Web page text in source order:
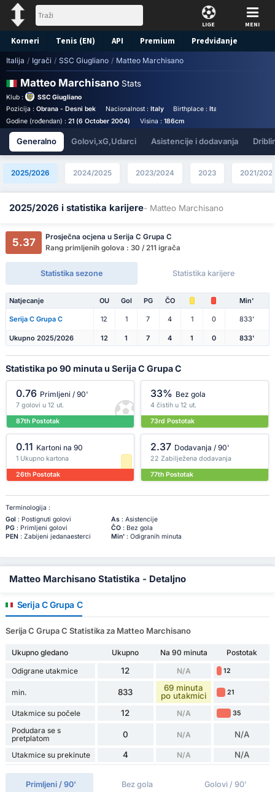
LIGE MENI
Korneri Tenis (EN) API Premium Predviđanje
Italija / Igrači / SSC Giugliano / Matteo Marchisano
Matteo Marchisano Stats
Klub :
SSC Giugliano
Pozicija : Obrana - Desni bek Nacionalnost : Italy Birthplace :Italy - Italy
Godine (rođendan) : 21 (6 October 2004) Visina : 186cm
Generalno Golovi,xG,Udarci Asistencije i dodavanja
2025/2026 2024/2025 2023/2024 2023 2021/
2025/2026 i statistika karijere- Matteo Marchisano
5.37
Prosječna ocjena u Serija C Grupa C
Rang primljenih golova : 30 / 211 igrača
Statistika sezone Statistika karijere
Natjecanje OU Gol PG ČO Min'
Serija C Grupa C 12 1 7 4 1 0 833'
Ukupno 2025/2026 12 1 7 4 1 0 833'
Statistika po 90 minuta u Serija C Grupa C
0.76 Primljeni / 90'
7 golovi u 12 ut.
87th Postotak
33% Bez gola
4 čistih u 12 ut.
73rd Postotak
0.11 Kartoni na 90
1 Ukupno kartona
26th Postotak
2.37 Dodavanja / 90'
22 Zabilježena dodavanja
77th Postotak
Terminologija :
Gol : Postignuti golovi As: Asistencije
PG: Primljeni golovi ČO: Bez gola
PEN: Zabijeni jedanaesterci Min': Odigranih minuta
Matteo Marchisano Statistika - Detaljno
Serija C Grupa C
Serija C Grupa C Statistika za Matteo Marchisano
Ukupno gledano Ukupno Na 90 minuta
Postotak
Odigrane utakmice
12 N/A 12
min. 833
69 minuta
po utakmici
21
Utakmice su počele 12 N/A 35
Podudara se s
pretplatom
0 N/A N/A
Utakmice su prekinute 4 N/A N/A
Primljeni / 90' Bez gola Golovi / 90'